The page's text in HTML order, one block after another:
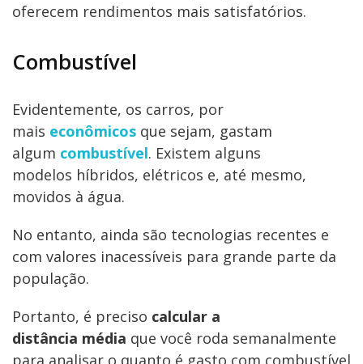
oferecem rendimentos mais satisfatórios.
Combustível
Evidentemente, os carros, por
mais econômicos que sejam, gastam
algum combustível. Existem alguns
modelos híbridos, elétricos e, até mesmo,
movidos à água.
No entanto, ainda são tecnologias recentes e
com valores inacessíveis para grande parte da
população.
Portanto, é preciso calcular a
distância média que você roda semanalmente
para analisar o quanto é gasto com combustível